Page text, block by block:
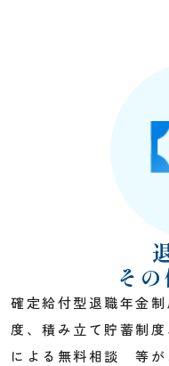
そ
確定給付型退職年金
度、積み立て貯蓄制
による無料相談 等が